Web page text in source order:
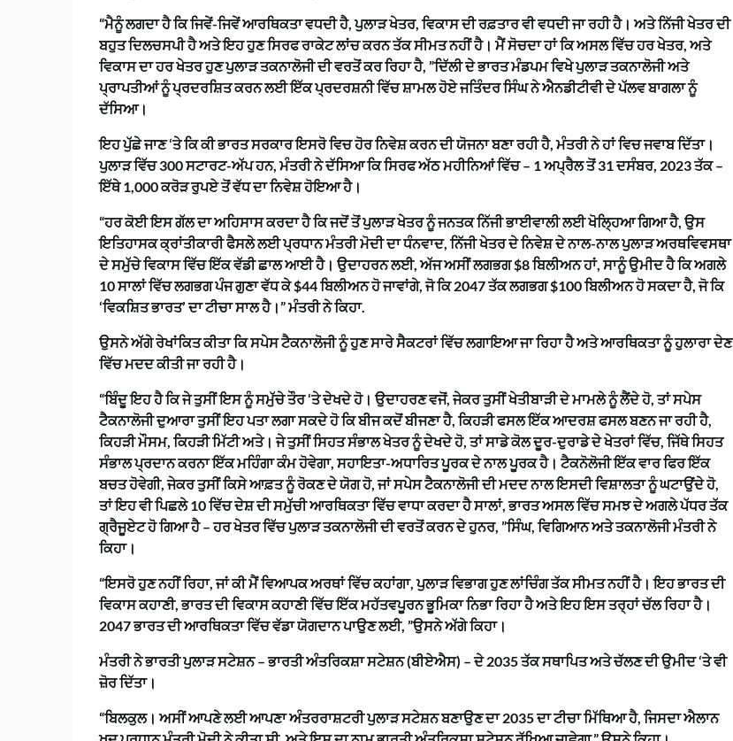
“ਮੈਨੂੰ ਲਗਦਾ ਹੈ ਕਿ ਜਿਵੇਂ-ਜਿਵੇਂ ਆਰਥਿਕਤਾ ਵਧਦੀ ਹੈ, ਪੁਲਾੜ ਖੇਤਰ, ਵਿਕਾਸ ਦੀ ਰਫ਼ਤਾਰ ਵੀ ਵਧਦੀ ਜਾ ਰਹੀ ਹੈ। ਅਤੇ ਨਿੱਜੀ ਖੇਤਰ ਦੀ
ਬਹੁਤ ਦਿਲਚਸਪੀ ਹੈ ਅਤੇ ਇਹ ਹੁਣ ਸਿਰਫ ਰਾਕੇਟ ਲਾਂਚ ਕਰਨ ਤੱਕ ਸੀਮਤ ਨਹੀਂ ਹੈ। ਮੈਂ ਸੋਚਦਾ ਹਾਂ ਕਿ ਅਸਲ ਵਿੱਚ ਹਰ ਖੇਤਰ, ਅਤੇ
ਵਿਕਾਸ ਦਾ ਹਰ ਖੇਤਰ ਹੁਣ ਪੁਲਾੜ ਤਕਨਾਲੋਜੀ ਦੀ ਵਰਤੋਂ ਕਰ ਰਿਹਾ ਹੈ, ”ਦਿੱਲੀ ਦੇ ਭਾਰਤ ਮੰਡਪਮ ਵਿਖੇ ਪੁਲਾੜ ਤਕਨਾਲੋਜੀ ਅਤੇ
ਪ੍ਰਾਪਤੀਆਂ ਨੂੰ ਪ੍ਰਦਰਸ਼ਿਤ ਕਰਨ ਲਈ ਇੱਕ ਪ੍ਰਦਰਸ਼ਨੀ ਵਿੱਚ ਸ਼ਾਮਲ ਹੋਏ ਜਤਿੰਦਰ ਸਿੰਘ ਨੇ ਐਨਡੀਟੀਵੀ ਦੇ ਪੱਲਵ ਬਾਗਲਾ ਨੂੰ
ਦੱਸਿਆ।
ਇਹ ਪੁੱਛੇ ਜਾਣ ‘ਤੇ ਕਿ ਕੀ ਭਾਰਤ ਸਰਕਾਰ ਇਸਰੋ ਵਿਚ ਹੋਰ ਨਿਵੇਸ਼ ਕਰਨ ਦੀ ਯੋਜਨਾ ਬਣਾ ਰਹੀ ਹੈ, ਮੰਤਰੀ ਨੇ ਹਾਂ ਵਿਚ ਜਵਾਬ ਦਿੱਤਾ।
ਪੁਲਾੜ ਵਿੱਚ 300 ਸਟਾਰਟ-ਅੱਪ ਹਨ, ਮੰਤਰੀ ਨੇ ਦੱਸਿਆ ਕਿ ਸਿਰਫ ਅੱਠ ਮਹੀਨਿਆਂ ਵਿੱਚ – 1 ਅਪ੍ਰੈਲ ਤੋਂ 31 ਦਸੰਬਰ, 2023 ਤੱਕ –
ਇੱਥੇ 1,000 ਕਰੋੜ ਰੁਪਏ ਤੋਂ ਵੱਧ ਦਾ ਨਿਵੇਸ਼ ਹੋਇਆ ਹੈ।
“ਹਰ ਕੋਈ ਇਸ ਗੱਲ ਦਾ ਅਹਿਸਾਸ ਕਰਦਾ ਹੈ ਕਿ ਜਦੋਂ ਤੋਂ ਪੁਲਾੜ ਖੇਤਰ ਨੂੰ ਜਨਤਕ ਨਿੱਜੀ ਭਾਈਵਾਲੀ ਲਈ ਖੋਲ੍ਹਿਆ ਗਿਆ ਹੈ, ਉਸ
ਇਤਿਹਾਸਕ ਕ੍ਰਾਂਤੀਕਾਰੀ ਫੈਸਲੇ ਲਈ ਪ੍ਰਧਾਨ ਮੰਤਰੀ ਮੋਦੀ ਦਾ ਧੰਨਵਾਦ, ਨਿੱਜੀ ਖੇਤਰ ਦੇ ਨਿਵੇਸ਼ ਦੇ ਨਾਲ-ਨਾਲ ਪੁਲਾੜ ਅਰਥਵਿਵਸਥਾ
ਦੇ ਸਮੁੱਚੇ ਵਿਕਾਸ ਵਿੱਚ ਇੱਕ ਵੱਡੀ ਛਾਲ ਆਈ ਹੈ। ਉਦਾਹਰਨ ਲਈ, ਅੱਜ ਅਸੀਂ ਲਗਭਗ $8 ਬਿਲੀਅਨ ਹਾਂ, ਸਾਨੂੰ ਉਮੀਦ ਹੈ ਕਿ ਅਗਲੇ
10 ਸਾਲਾਂ ਵਿੱਚ ਲਗਭਗ ਪੰਜ ਗੁਣਾ ਵੱਧ ਕੇ $44 ਬਿਲੀਅਨ ਹੋ ਜਾਵਾਂਗੇ, ਜੋ ਕਿ 2047 ਤੱਕ ਲਗਭਗ $100 ਬਿਲੀਅਨ ਹੋ ਸਕਦਾ ਹੈ, ਜੋ ਕਿ
‘ਵਿਕਸ਼ਿਤ ਭਾਰਤ’ ਦਾ ਟੀਚਾ ਸਾਲ ਹੈ।” ਮੰਤਰੀ ਨੇ ਕਿਹਾ.
ਉਸਨੇ ਅੱਗੇ ਰੇਖਾਂਕਿਤ ਕੀਤਾ ਕਿ ਸਪੇਸ ਟੈਕਨਾਲੋਜੀ ਨੂੰ ਹੁਣ ਸਾਰੇ ਸੈਕਟਰਾਂ ਵਿੱਚ ਲਗਾਇਆ ਜਾ ਰਿਹਾ ਹੈ ਅਤੇ ਆਰਥਿਕਤਾ ਨੂੰ ਹੁਲਾਰਾ ਦੇਣ
ਵਿੱਚ ਮਦਦ ਕੀਤੀ ਜਾ ਰਹੀ ਹੈ।
“ਬਿੰਦੂ ਇਹ ਹੈ ਕਿ ਜੇ ਤੁਸੀਂ ਇਸ ਨੂੰ ਸਮੁੱਚੇ ਤੌਰ ‘ਤੇ ਦੇਖਦੇ ਹੋ। ਉਦਾਹਰਣ ਵਜੋਂ, ਜੇਕਰ ਤੁਸੀਂ ਖੇਤੀਬਾੜੀ ਦੇ ਮਾਮਲੇ ਨੂੰ ਲੈਂਦੇ ਹੋ, ਤਾਂ ਸਪੇਸ
ਟੈਕਨਾਲੋਜੀ ਦੁਆਰਾ ਤੁਸੀਂ ਇਹ ਪਤਾ ਲਗਾ ਸਕਦੇ ਹੋ ਕਿ ਬੀਜ ਕਦੋਂ ਬੀਜਣਾ ਹੈ, ਕਿਹੜੀ ਫਸਲ ਇੱਕ ਆਦਰਸ਼ ਫਸਲ ਬਣਨ ਜਾ ਰਹੀ ਹੈ,
ਕਿਹੜੀ ਮੌਸਮ, ਕਿਹੜੀ ਮਿੱਟੀ ਅਤੇ। ਜੇ ਤੁਸੀਂ ਸਿਹਤ ਸੰਭਾਲ ਖੇਤਰ ਨੂੰ ਦੇਖਦੇ ਹੋ, ਤਾਂ ਸਾਡੇ ਕੋਲ ਦੂਰ-ਦੁਰਾਡੇ ਦੇ ਖੇਤਰਾਂ ਵਿੱਚ, ਜਿੱਥੇ ਸਿਹਤ
ਸੰਭਾਲ ਪ੍ਰਦਾਨ ਕਰਨਾ ਇੱਕ ਮਹਿੰਗਾ ਕੰਮ ਹੋਵੇਗਾ, ਸਹਾਇਤਾ-ਅਧਾਰਿਤ ਪੂਰਕ ਦੇ ਨਾਲ ਪੂਰਕ ਹੈ। ਟੈਕਨੋਲੋਜੀ ਇੱਕ ਵਾਰ ਫਿਰ ਇੱਕ
ਬਚਤ ਹੋਵੇਗੀ, ਜੇਕਰ ਤੁਸੀਂ ਕਿਸੇ ਆਫ਼ਤ ਨੂੰ ਰੋਕਣ ਦੇ ਯੋਗ ਹੋ, ਜਾਂ ਸਪੇਸ ਟੈਕਨਾਲੋਜੀ ਦੀ ਮਦਦ ਨਾਲ ਇਸਦੀ ਵਿਸ਼ਾਲਤਾ ਨੂੰ ਘਟਾਉਂਦੇ ਹੋ,
ਤਾਂ ਇਹ ਵੀ ਪਿਛਲੇ 10 ਵਿੱਚ ਦੇਸ਼ ਦੀ ਸਮੁੱਚੀ ਆਰਥਿਕਤਾ ਵਿੱਚ ਵਾਧਾ ਕਰਦਾ ਹੈ ਸਾਲਾਂ, ਭਾਰਤ ਅਸਲ ਵਿੱਚ ਸਮਝ ਦੇ ਅਗਲੇ ਪੱਧਰ ਤੱਕ
ਗ੍ਰੈਜੂਏਟ ਹੋ ਗਿਆ ਹੈ – ਹਰ ਖੇਤਰ ਵਿੱਚ ਪੁਲਾੜ ਤਕਨਾਲੋਜੀ ਦੀ ਵਰਤੋਂ ਕਰਨ ਦੇ ਹੁਨਰ, ”ਸਿੰਘ, ਵਿਗਿਆਨ ਅਤੇ ਤਕਨਾਲੋਜੀ ਮੰਤਰੀ ਨੇ
ਕਿਹਾ।
“ਇਸਰੋ ਹੁਣ ਨਹੀਂ ਰਿਹਾ, ਜਾਂ ਕੀ ਮੈਂ ਵਿਆਪਕ ਅਰਥਾਂ ਵਿੱਚ ਕਹਾਂਗਾ, ਪੁਲਾੜ ਵਿਭਾਗ ਹੁਣ ਲਾਂਚਿੰਗ ਤੱਕ ਸੀਮਤ ਨਹੀਂ ਹੈ। ਇਹ ਭਾਰਤ ਦੀ
ਵਿਕਾਸ ਕਹਾਣੀ, ਭਾਰਤ ਦੀ ਵਿਕਾਸ ਕਹਾਣੀ ਵਿੱਚ ਇੱਕ ਮਹੱਤਵਪੂਰਨ ਭੂਮਿਕਾ ਨਿਭਾ ਰਿਹਾ ਹੈ ਅਤੇ ਇਹ ਇਸ ਤਰ੍ਹਾਂ ਚੱਲ ਰਿਹਾ ਹੈ।
2047 ਭਾਰਤ ਦੀ ਆਰਥਿਕਤਾ ਵਿੱਚ ਵੱਡਾ ਯੋਗਦਾਨ ਪਾਉਣ ਲਈ, ”ਉਸਨੇ ਅੱਗੇ ਕਿਹਾ।
ਮੰਤਰੀ ਨੇ ਭਾਰਤੀ ਪੁਲਾੜ ਸਟੇਸ਼ਨ – ਭਾਰਤੀ ਅੰਤਰਿਕਸ਼ਾ ਸਟੇਸ਼ਨ (ਬੀਏਐਸ) – ਦੇ 2035 ਤੱਕ ਸਥਾਪਿਤ ਅਤੇ ਚੱਲਣ ਦੀ ਉਮੀਦ ‘ਤੇ ਵੀ
ਜ਼ੋਰ ਦਿੱਤਾ।
“ਬਿਲਕੁਲ। ਅਸੀਂ ਆਪਣੇ ਲਈ ਆਪਣਾ ਅੰਤਰਰਾਸ਼ਟਰੀ ਪੁਲਾੜ ਸਟੇਸ਼ਨ ਬਣਾਉਣ ਦਾ 2035 ਦਾ ਟੀਚਾ ਮਿੱਥਿਆ ਹੈ, ਜਿਸਦਾ ਐਲਾਨ